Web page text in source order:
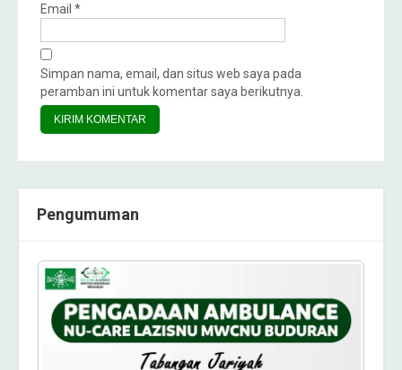
Email *
Simpan nama, email, dan situs web saya pada
peramban ini untuk komentar saya berikutnya.
Pengumuman